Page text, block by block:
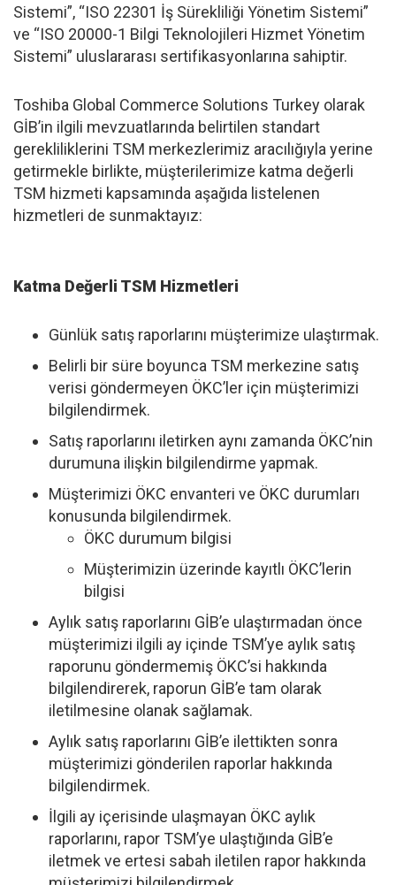
Sistemi”, “ISO 22301 İş Sürekliliği Yönetim Sistemi”
ve “ISO 20000-1 Bilgi Teknolojileri Hizmet Yönetim
Sistemi” uluslararası sertifikasyonlarına sahiptir.
Toshiba Global Commerce Solutions Turkey olarak
GİB’in ilgili mevzuatlarında belirtilen standart
gerekliliklerini TSM merkezlerimiz aracılığıyla yerine
getirmekle birlikte, müşterilerimize katma değerli
TSM hizmeti kapsamında aşağıda listelenen
hizmetleri de sunmaktayız:
Katma Değerli TSM Hizmetleri
Günlük satış raporlarını müşterimize ulaştırmak.
Belirli bir süre boyunca TSM merkezine satış
verisi göndermeyen ÖKC’ler için müşterimizi
bilgilendirmek.
Satış raporlarını iletirken aynı zamanda ÖKC’nin
durumuna ilişkin bilgilendirme yapmak.
Müşterimizi ÖKC envanteri ve ÖKC durumları
konusunda bilgilendirmek.
ÖKC durumum bilgisi
Müşterimizin üzerinde kayıtlı ÖKC’lerin
bilgisi
Aylık satış raporlarını GİB’e ulaştırmadan önce
müşterimizi ilgili ay içinde TSM’ye aylık satış
raporunu göndermemiş ÖKC’si hakkında
bilgilendirerek, raporun GİB’e tam olarak
iletilmesine olanak sağlamak.
Aylık satış raporlarını GİB’e ilettikten sonra
müşterimizi gönderilen raporlar hakkında
bilgilendirmek.
İlgili ay içerisinde ulaşmayan ÖKC aylık
raporlarını, rapor TSM’ye ulaştığında GİB’e
iletmek ve ertesi sabah iletilen rapor hakkında